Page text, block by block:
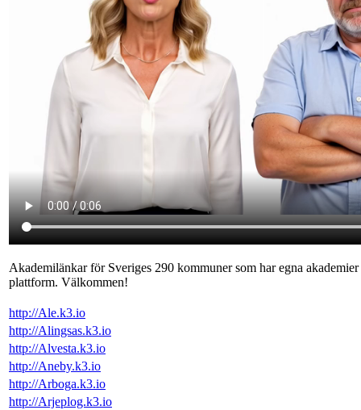
Akademilänkar för Sveriges 290 kommuner som har egna
plattform. Välkommen!
http://Ale.k3.io
http://Alingsas.k3.io
http://Alvesta.k3.io
http://Aneby.k3.io
http://Arboga.k3.io
http://Arjeplog.k3.io